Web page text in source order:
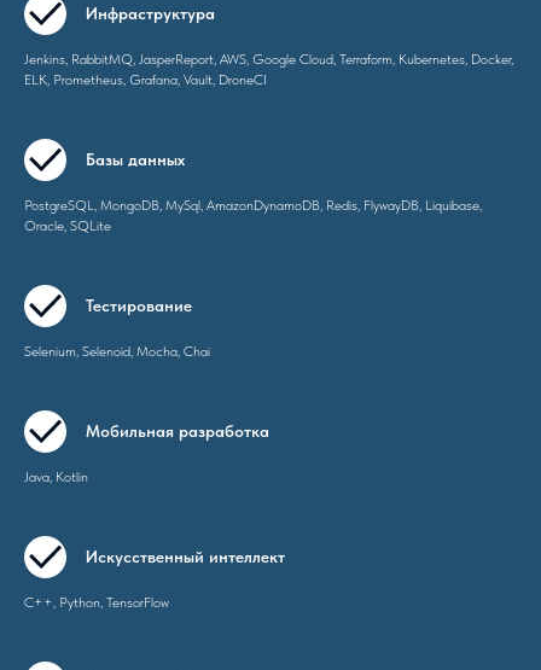
Инфраструктура
Jenkins, RabbitMQ, JasperReport, AWS, Google Cloud, Terraform, Kubernetes, Docker,
ELK, Prometheus, Grafana, Vault, DroneCI
Базы данных
PostgreSQL, MongoDB, MySql, AmazonDynamoDB, Redis, FlywayDB, Liquibase,
Oracle, SQLite
Тестирование
Selenium, Selenoid, Mocha, Chai
Мобильная разработка
Java, Kotlin
Искусственный интеллект
С++, Python, TensorFlow